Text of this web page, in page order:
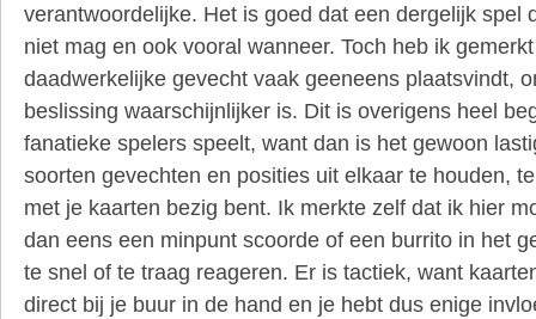
verantwoordelijke. Het is goed dat een dergelijk spel
niet mag en ook vooral wanneer. Toch heb ik
daadwerkelijke gevecht vaak geeneens plaatsvindt,
beslissing waarschijnlijker is. Dit is overigens heel
fanatieke spelers speelt, want dan is het gewoon
soorten gevechten en posities uit elkaar te houden,
met je kaarten bezig bent. Ik merkte zelf dat ik hier
dan eens een minpunt scoorde of een burrito in het
te snel of te traag reageren. Er is tactiek, want
direct bij je buur in de hand en je hebt dus enige